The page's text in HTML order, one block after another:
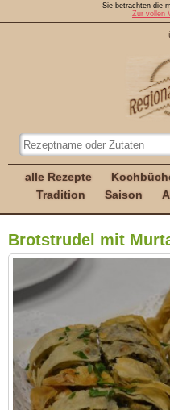
Sie betrachten die
Zur vollen
alle Rezepte
Tradition
Saison
Brotstrudel mit